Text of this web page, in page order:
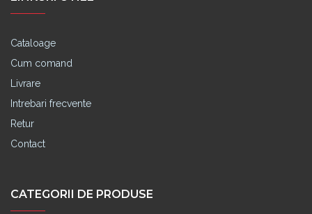
Cataloage
Cum comand
Livrare
Intrebari frecvente
Retur
Contact
CATEGORII DE PRODUSE